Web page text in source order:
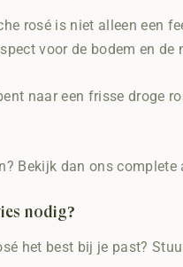
rosé is niet alleen een
voor de bodem en
naar een frisse droge
Bekijk dan ons complete
nodig?
het best bij je past?